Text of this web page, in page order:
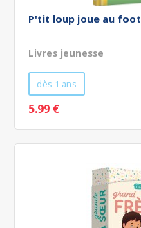
P'tit loup joue au foot
Livres jeunesse
dès 1 ans
5.99 €